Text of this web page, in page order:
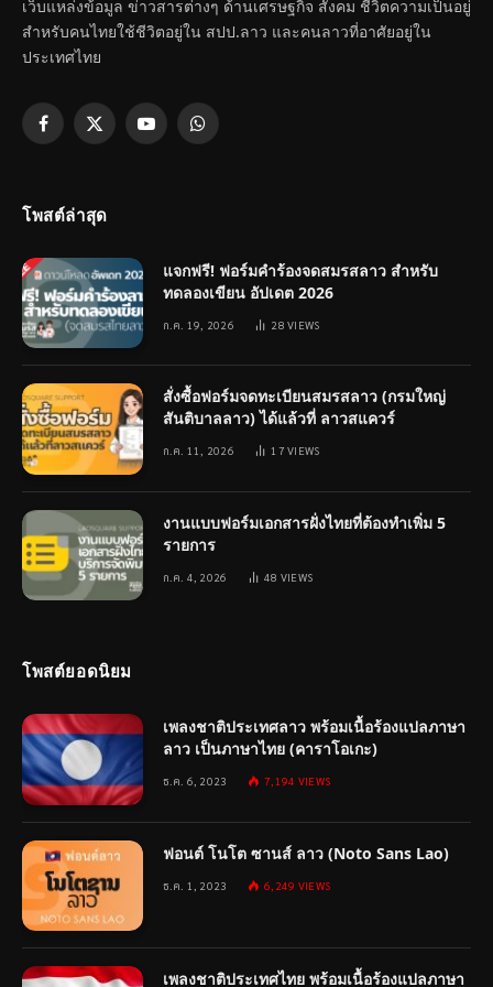
เว็บแหล่งข้อมูล ข่าวสารต่างๆ ด้านเศรษฐกิจ สังคม ชีวิตความเป็นอยู่
สำหรับคนไทยใช้ชีวิตอยู่ใน สปป.ลาว และคนลาวที่อาศัยอยู่ใน
ประเทศไทย
Facebook
X
YouTubeWhatsApp
โพสต์ล่าสุด
แจกฟรี! ฟอร์มคำร้องจดสมรสลาว สำหรับ
ทดลองเขียน อัปเดต 2026
ก.ค. 19, 2026 28VIEWS
สั่งซื้อฟอร์มจดทะเบียนสมรสลาว (กรมใหญ่
สันติบาลลาว) ได้แล้วที่ ลาวสแควร์
ก.ค. 11, 2026 17VIEWS
งานแบบฟอร์มเอกสารฝั่งไทยที่ต้องทำเพิ่ม 5
รายการ
ก.ค. 4, 2026 48 VIEWS
โพสต์ยอดนิยม
เพลงชาติประเทศลาว พร้อมเนื้อร้องแปลภาษา
ลาว เป็นภาษาไทย (คาราโอเกะ)
ธ.ค. 6, 2023 7,194 VIEWS
ฟอนต์ โนโต ซานส์ ลาว (Noto Sans Lao)
ธ.ค. 1, 2023 6,249 VIEWS
เพลงชาติประเทศไทย พร้อมเนื้อร้องแปลภาษา